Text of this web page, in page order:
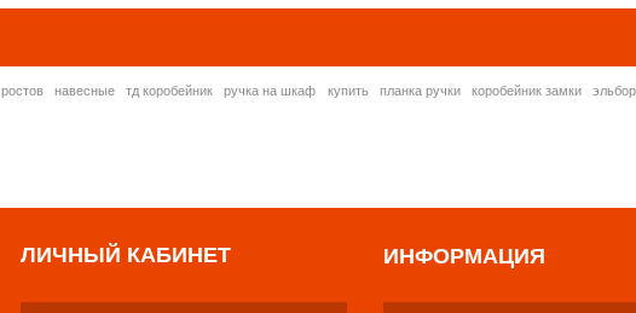
навесные тд коробейник ручка на шкаф купить планка ручки коробейник замки эльбор
ЛИЧНЫЙ КАБИНЕТ ИНФОРМАЦИЯ